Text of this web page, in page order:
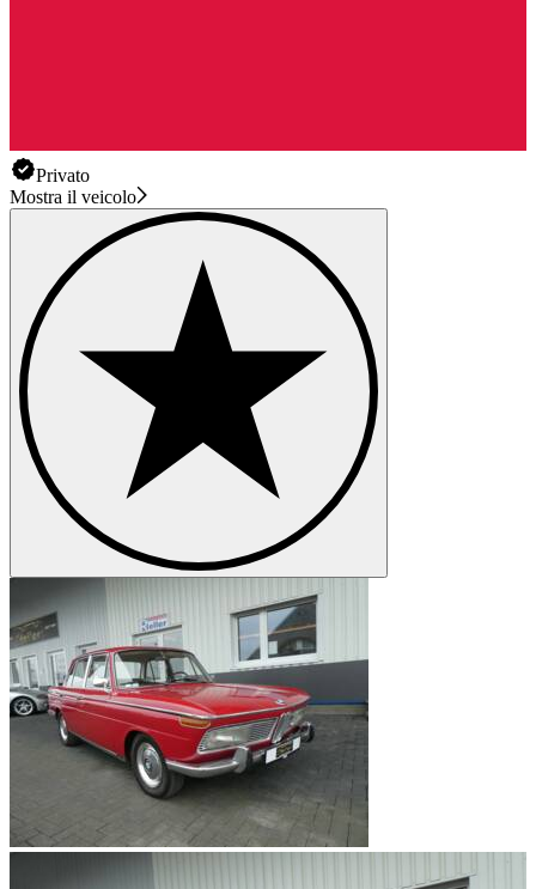
Privato
Mostra il veicolo